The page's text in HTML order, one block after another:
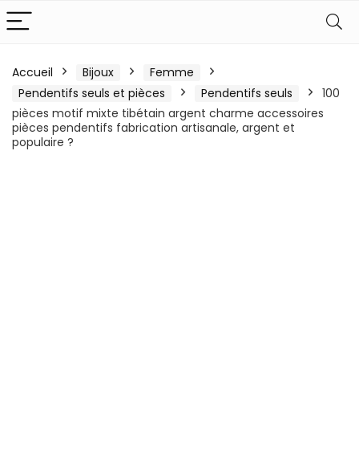
Accueil Bijoux
Femme
Pendentifs seuls et pièces
Pendentifs seuls
100
pièces motif mixte tibétain argent charme accessoires
pièces pendentifs fabrication artisanale, argent et
populaire ?